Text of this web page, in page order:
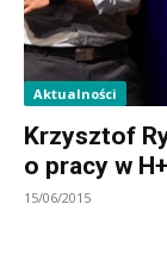
Aktualności
Krzysztof
o pracy w
15/06/2015